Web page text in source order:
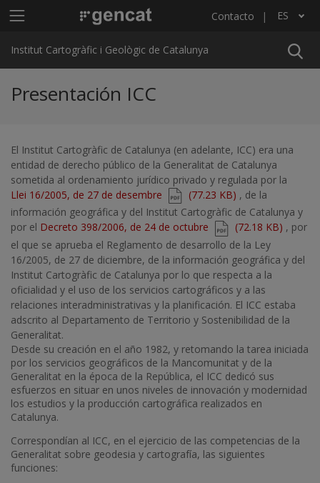
Menú principal ICGC Contacto ES
Lista adicional de acciones
Institut Cartogràfic i Geològic de Catalunya
Presentación ICC
El Institut Cartogràfic de Catalunya (en adelante, ICC) era una
entidad de derecho público de la Generalitat de Catalunya
sometida al ordenamiento jurídico privado y regulada por la
Document
Llei 16/2005, de 27 de desembre (77.23 KB) , de la
información geográfica y del Institut Cartogràfic de Catalunya y
por el Document
Decreto 398/2006, de 24 de octubre (72.18 KB) , por
el que se aprueba el Reglamento de desarrollo de la Ley
16/2005, de 27 de diciembre, de la información geográfica y del
Institut Cartogràfic de Catalunya por lo que respecta a la
oficialidad y el uso de los servicios cartográficos y a las
relaciones interadministrativas y la planificación. El ICC estaba
adscrito al Departamento de Territorio y Sostenibilidad de la
Generalitat.
Desde su creación en el año 1982, y retomando la tarea iniciada
por los servicios geográficos de la Mancomunitat y de la
Generalitat en la época de la República, el ICC dedicó sus
esfuerzos en situar en unos niveles de innovación y modernidad
los estudios y la producción cartográfica realizados en
Catalunya.
Correspondían al ICC, en el ejercicio de las competencias de la
Generalitat sobre geodesia y cartografía, las siguientes
funciones: